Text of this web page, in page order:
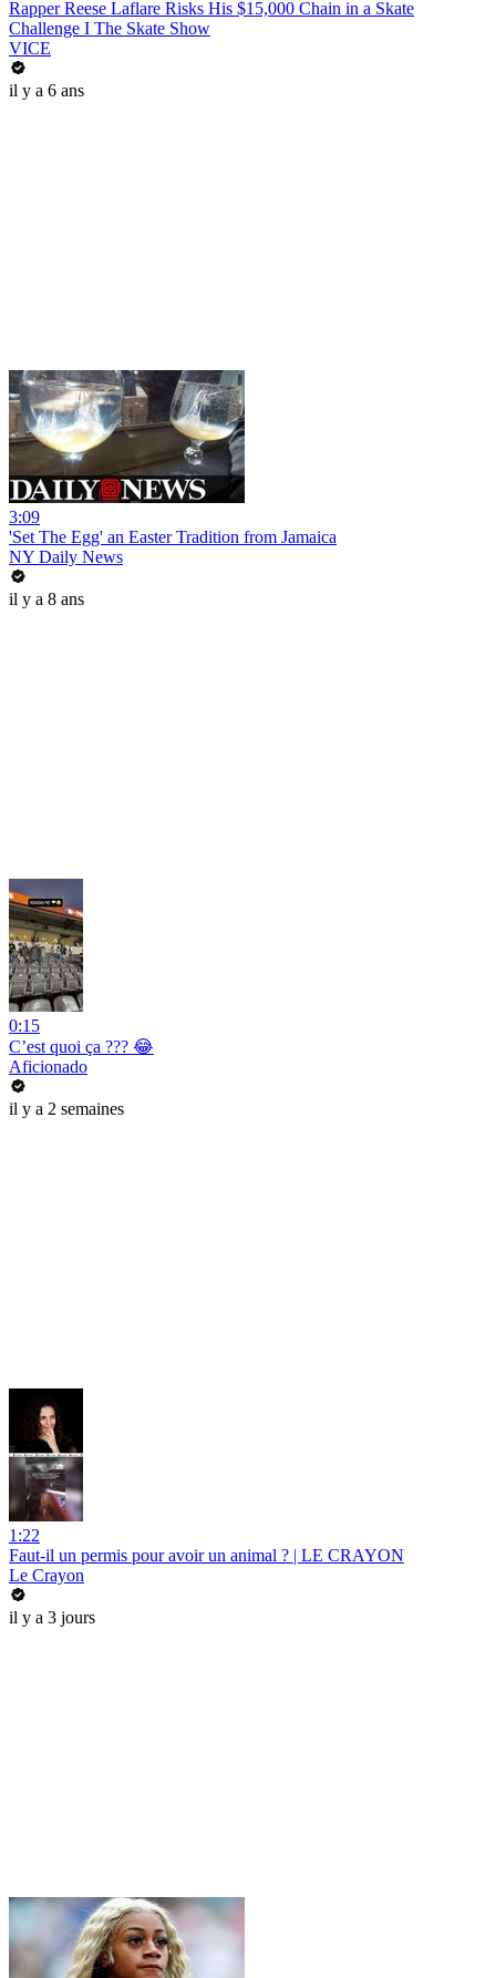
Rapper Reese Laflare Risks His $15,000 Chain in a Skate
Challenge I The Skate Show
VICE
il y a 6 ans
3:09
'Set The Egg' an Easter Tradition from Jamaica
NY Daily News
il y a 8 ans
0:15
C’est quoi ça ??? 😂
Aficionado
il y a 2 semaines
1:22
Faut-il un permis pour avoir un animal ? | LE CRAYON
Le Crayon
il y a 3 jours